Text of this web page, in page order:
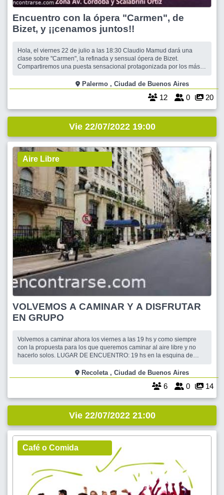
Encuentro con la ópera "Carmen", de
Bizet, y ¡¡cenamos juntos!!
Hola, el viernes 22 de julio a las 18:30 Claudio Mamud dará una
clase sobre "Carmen", la refinada y sensual ópera de Bizet.
Compartiremos una puesta sensacional protagonizada por los más
encantará! El encuentro será didáctico y apasionante, como todos los
que hemo
Palermo , Ciudad de Buenos Aires
12 0 20
Vie 22/07/2022 19:00
Aire Libre
VOLVEMOS A CAMINAR Y A DISFRUTAR
EN GRUPO
Volvemos a caminar ahora los viernes a las 19 hs y como siempre
con la propuesta para los que queremos caminar al aire libre y no
hacerlo solos. LUGAR DE ENCUENTRO: 19 hs en la esquina de
Haremos un recorrido de alrededor de 7 km. por una hermosa zona
de CABA. Como es habitual cam
Recoleta , Ciudad de Buenos Aires
6 0 14
Vie 22/07/2022 21:00
Café o Comida